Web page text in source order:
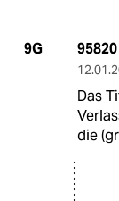
9G
Das
die